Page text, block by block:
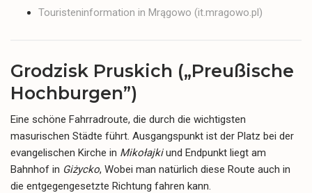
Touristeninformation in Mrągowo (it.mragowo.pl)
Grodzisk Pruskich („Preußische
Hochburgen”)
Eine schöne Fahrradroute, die durch die wichtigsten
masurischen Städte führt. Ausgangspunkt ist der Platz bei der
evangelischen Kirche in Mikołajkiund Endpunkt liegt am
Bahnhof in Giżycko, Wobei man natürlich diese Route auch in
die entgegengesetzte Richtung fahren kann.